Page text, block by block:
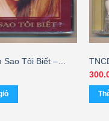
Sao Tôi Biết –